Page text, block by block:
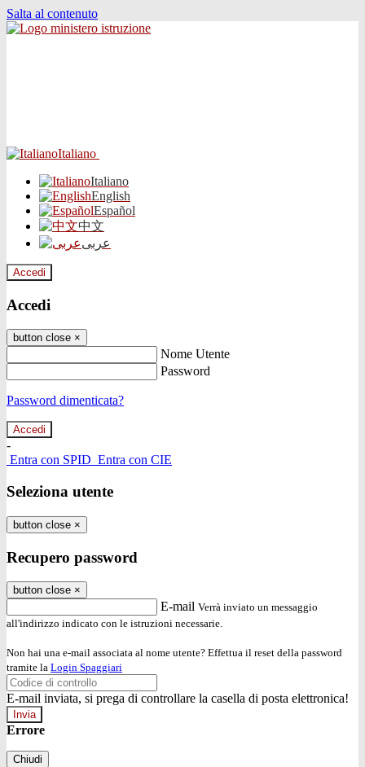
Salta al contenuto
Italiano
Italiano
English
Español
中文
عربى
Accedi
Accedi
button close ×
Nome Utente
Password
Password dimenticata?
-
Entra con SPID Entra con CIE
Seleziona utente
button close ×
Recupero password
button close ×
E-mail Verrà inviato un messaggio
all'indirizzo indicato con le istruzioni necessarie.
Non hai una e-mail associata al nome utente? Effettua il reset della password
tramite la Login Spaggiari
E-mail inviata, si prega di controllare la casella di posta elettronica!
Errore
Chiudi